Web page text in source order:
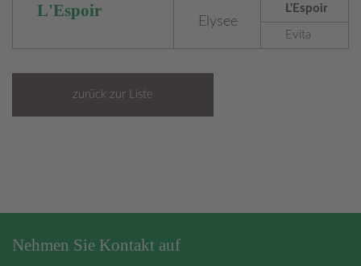
L'Espoir
Elysee
L'Espoir
Evita
zurück zur Liste
Nehmen Sie Kontakt auf